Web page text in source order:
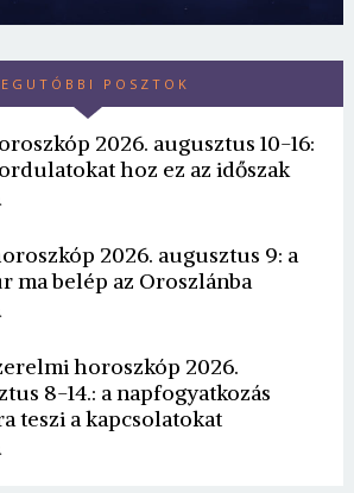
POSZTOK
2026. augusztus 10-16:
hoz ez az időszak
2026. augusztus 9: a
ma belép az Oroszlánba
horoszkóp 2026.
8-14.: a napfogyatkozás
teszi a kapcsolatokat
bejelentkezés